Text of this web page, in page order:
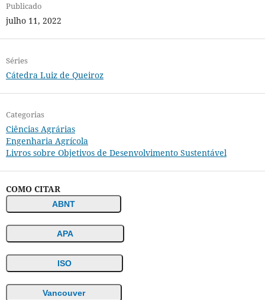
Publicado
julho 11, 2022
Séries
Cátedra Luiz de Queiroz
Categorias
Ciências Agrárias
Engenharia Agrícola
Livros sobre Objetivos de Desenvolvimento Sustentável
COMO CITAR
ABNT
APA
ISO
Vancouver